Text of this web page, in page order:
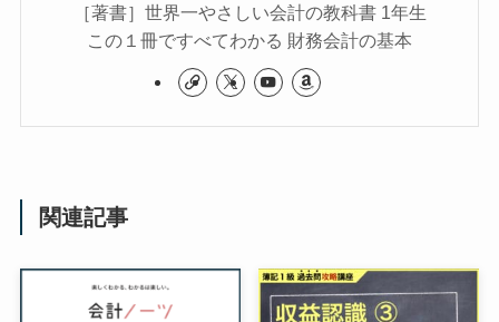
［著書］世界一やさしい会計の教科書 1年生
この１冊ですべてわかる 財務会計の基本
関連記事